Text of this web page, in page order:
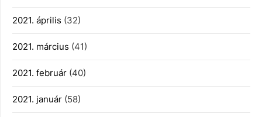
2021. április (32)
2021. március (41)
2021. február (40)
2021. január (58)